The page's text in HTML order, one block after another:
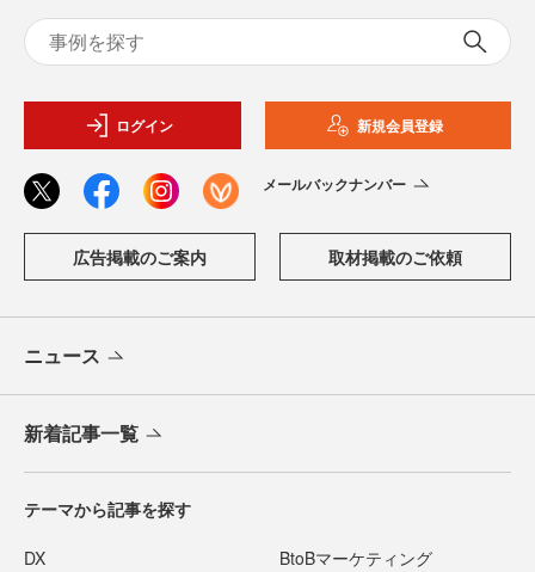
ログイン 新規会員登録
メールバックナンバー
広告掲載のご案内 取材掲載のご依頼
ニュース
新着記事一覧
テーマから記事を探す
DX BtoBマーケティング